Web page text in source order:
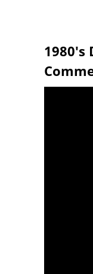
1980's